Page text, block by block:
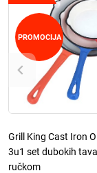
PROMOCIJA
Grill King Cast Iron
3u1 set dubokih
ručkom